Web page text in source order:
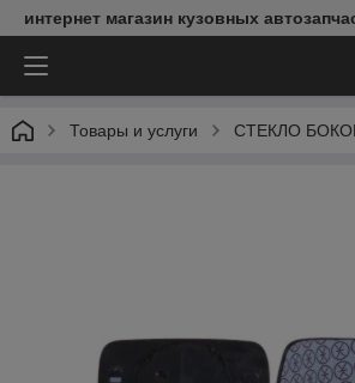
интернет магазин кузовных
Товары и услуги СТЕКЛО